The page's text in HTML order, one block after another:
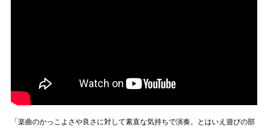
「楽曲のかっこよさや良さに対して素直な気持ちで演奏。とはいえ遊びの部